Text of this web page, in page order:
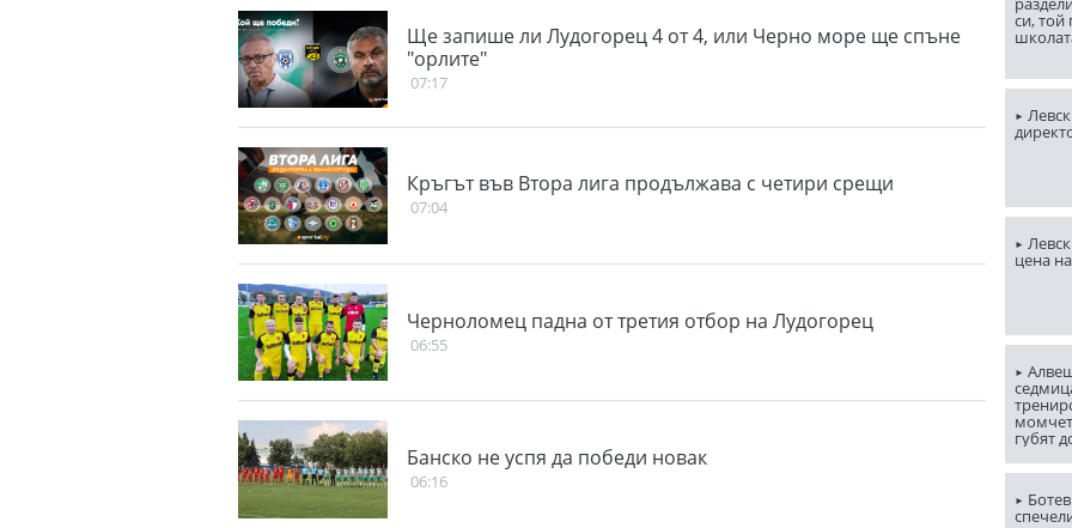
Ще запише ли Лудогорец 4 от 4, или Черно море ще спъне
"орлите"
07:17
Кръгът във Втора лига продължава с четири срещи
07:04
Черноломец падна от третия отбор на Лудогорец
06:55
Банско не успя да победи новак
06:16
си,
цена
губят